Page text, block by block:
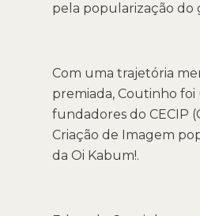
pela popularização do
Com uma trajetória
premiada, Coutinho foi
fundadores do CECIP
Criação de Imagem
da Oi Kabum!.